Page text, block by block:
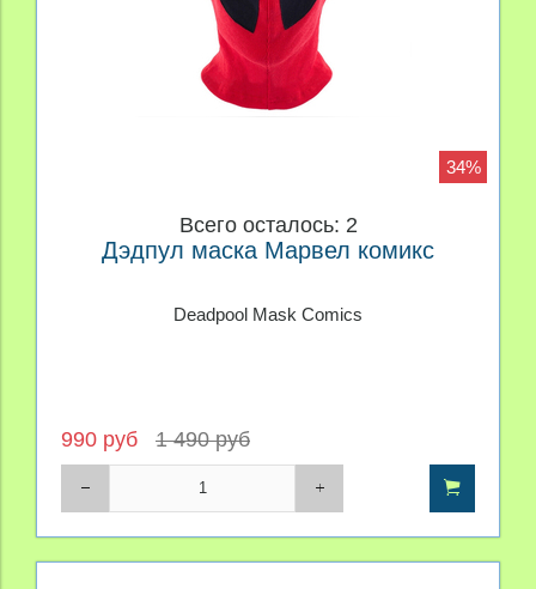
34%
Всего осталось: 2
Дэдпул маска Марвел комикс
Deadpool Mask Comics
990 руб 1 490 руб